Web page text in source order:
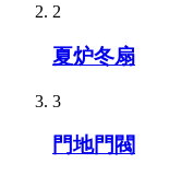
2
夏炉冬扇
3
門地門閥